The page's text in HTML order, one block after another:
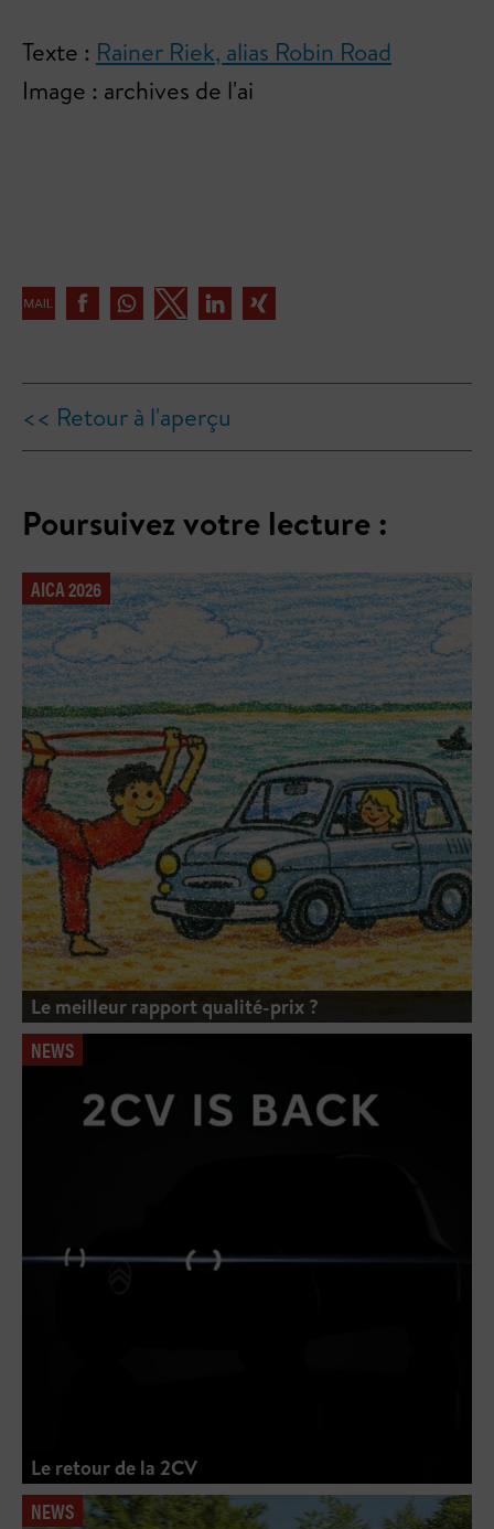
Texte : Rainer Riek, alias Robin Road
Image : archives de l'ai
<< Retour à l'aperçu
Poursuivez votre lecture :
AICA 2026
Le meilleur rapport qualité-prix ?
NEWS
Le retour de la 2CV
NEWS